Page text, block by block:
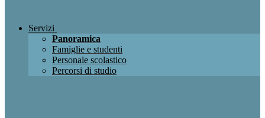
Servizi
Panoramica
Famiglie e studenti
Personale scolastico
Percorsi di studio